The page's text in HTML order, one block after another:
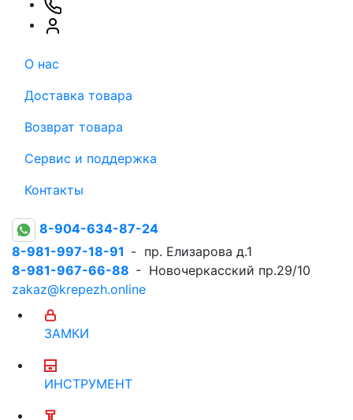
О нас
Доставка товара
Возврат товара
Сервис и поддержка
Контакты
8-904-634-87-24
8-981-997-18-91 - пр. Елизарова д.1
8-981-967-66-88 - Новочеркасский пр.29/10
zakaz@krepezh.online
ЗАМКИ
ИНСТРУМЕНТ